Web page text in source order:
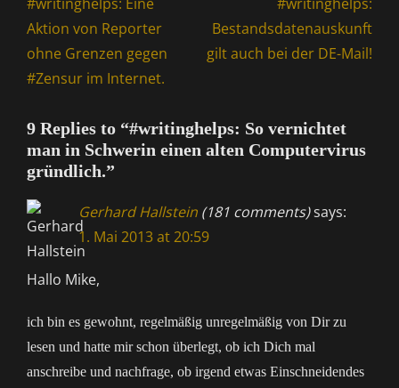
post:
Aktion von Reporter
ohne Grenzen gegen
#Zensur im Internet.
post:
Bestandsdatenauskunft
gilt auch bei der DE-Mail!
9 Replies to “#writinghelps: So vernichtet
man in Schwerin einen alten Computervirus
gründlich.”
Gerhard Hallstein (181 comments)says:
1. Mai 2013 at 20:59
Hallo Mike,
ich bin es gewohnt, regelmäßig unregelmäßig von Dir zu
lesen und hatte mir schon überlegt, ob ich Dich mal
anschreibe und nachfrage, ob irgend etwas Einschneidendes